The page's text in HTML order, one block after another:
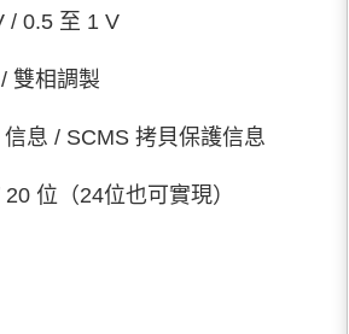
/ 0.5 至 1 V
雙相調製
息 / SCMS 拷貝保護信息
位（24位也可實現）